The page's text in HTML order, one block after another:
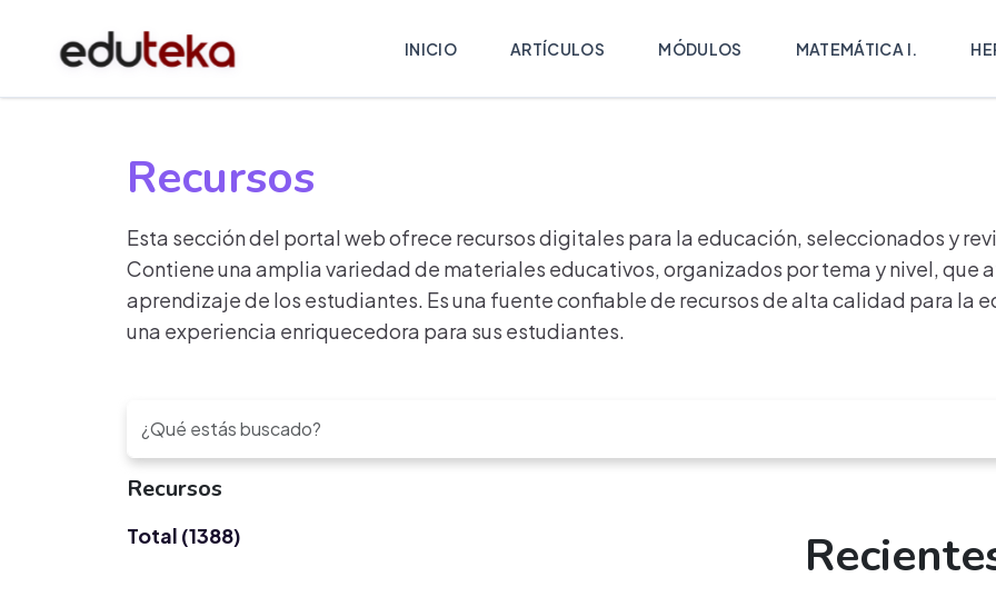
INICIO ARTÍCULOS MÓDULOS MATEMÁTICA I.
Recursos
Esta sección del portal web ofrece recursos digitales para la educación, seleccionados y
Contiene una amplia variedad de materiales educativos, organizados por tema y nivel, que
aprendizaje de los estudiantes. Es una fuente confiable de recursos de alta calidad para la
una experiencia enriquecedora para sus estudiantes.
Recursos
Total (1388)